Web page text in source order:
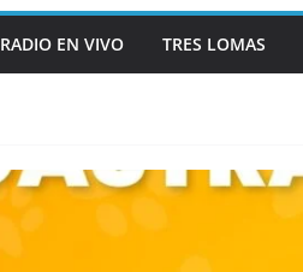
RADIO EN VIVO TRES LOMAS